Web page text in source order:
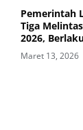
Pemerintah
Tiga
2026,
Maret 13, 2026